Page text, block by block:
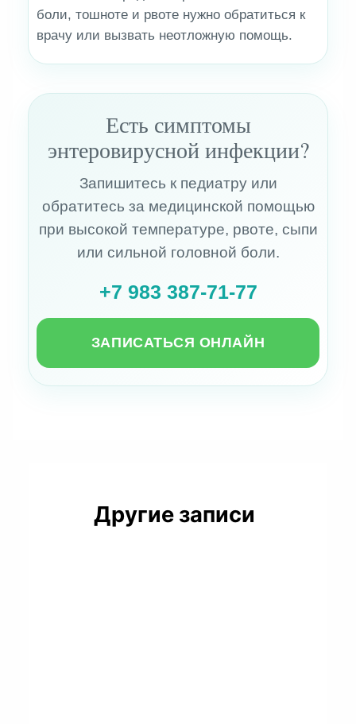
боли, тошноте и рвоте нужно обратиться к
врачу или вызвать неотложную помощь.
Есть симптомы
энтеровирусной инфекции?
Запишитесь к педиатру или
обратитесь за медицинской помощью
при высокой температуре, рвоте, сыпи
или сильной головной боли.
+7 983 387-71-77
ЗАПИСАТЬСЯ ОНЛАЙН
Другие записи